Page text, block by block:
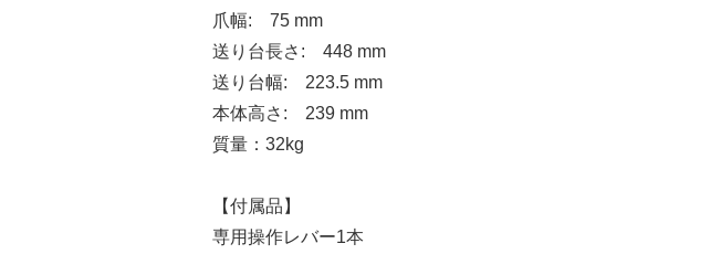
爪幅: 75 mm
送り台長さ: 448 mm
送り台幅: 223.5 mm
本体高さ: 239 mm
質量：32kg
【付属品】
専用操作レバー1本